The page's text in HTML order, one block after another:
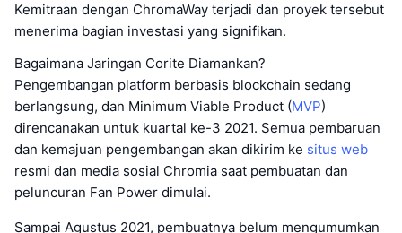
Kemitraan dengan ChromaWay terjadi dan proyek tersebut
menerima bagian investasi yang signifikan.
Bagaimana Jaringan Corite Diamankan?
Pengembangan platform berbasis blockchain sedang
berlangsung, dan Minimum Viable Product (MVP)
direncanakan untuk kuartal ke-3 2021. Semua pembaruan
dan kemajuan pengembangan akan dikirim ke situs web
resmi dan media sosial Chromia saat pembuatan dan
peluncuran Fan Power dimulai.
Sampai Agustus 2021, pembuatnya belum mengumumkan